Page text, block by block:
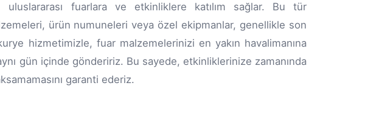
fuarlara ve etkinliklere katılım sağlar. Bu tür
ürün numuneleri veya özel ekipmanlar, genellikle son
hizmetimizle, fuar malzemelerinizi en yakın havalimanına
gün içinde göndeririz. Bu sayede, etkinliklerinize zamanında
garanti ederiz.